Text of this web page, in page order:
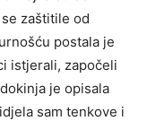
zaštitile od
postala je
istjerali, započeli
je opisala
sam tenkove i